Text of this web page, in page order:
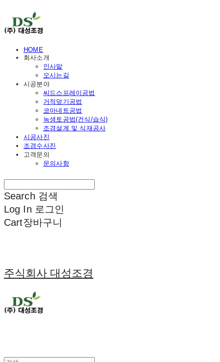
HOME
회사소개
인사말
오시는길
시공분야
씨드스프레이공법
거적덮기공법
코아네트공법
녹생토공법(건식/습식)
조경설계 및 식재공사
시공사진
조경수사진
고객문의
문의사항
Search 검색
Log In 로그인
Cart장바구니
주식회사 대성조경